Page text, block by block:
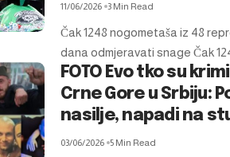
11/06/2026 3 Min Read
Čak 1248 nogometaša iz 48
dana odmjeravati snage Čak
FOTO Evo tko su
Crne Gore u Srbiju:
nasilje, napadi na
03/06/2026 5 Min Read